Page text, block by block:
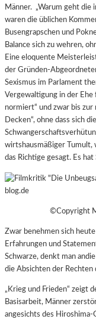
Männer. „Warum geht die
waren die üblichen
Busengrapschen und
Balance sich zu wehren,
Eine eloquente
der Gründen-
Sexismus im Parlament
Vergewaltigung in der Ehe
normiert“ und zwar bis
Decken“, ohne dass sich
wirtshausmäßiger Tumult,
das Richtige gesagt. Es hat
©Copyright
Zwar benehmen sich
Erfahrungen und
Schwarze, denkt man
die Absichten der Rechten
„Krieg und Frieden“ zeigt
Basisarbeit, Männer
angesichts des